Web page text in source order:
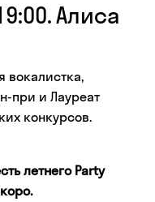
Алиса
вокалистка,
при и Лауреат
конкурсов.
летнего Party